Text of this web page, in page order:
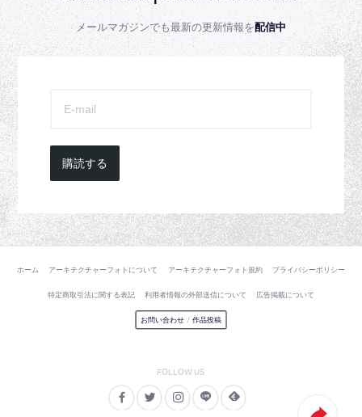
メールマガジンでも最新の更新情報を配信中
購読する
ホーム アーキテクチャーフォトについて アーキテクチャーフォト規約 プライバシーポリシー
特定商取引法に関する表記 利用者情報の外部送信について 広告掲載について
お問い合わせ / 作品投稿